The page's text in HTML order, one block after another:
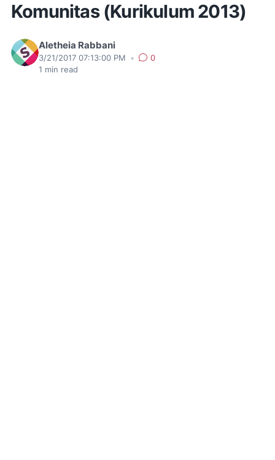
Komunitas (Kurikulum 2013)
Aletheia Rabbani
3/21/2017 07:13:00 PM •
0
1 min read